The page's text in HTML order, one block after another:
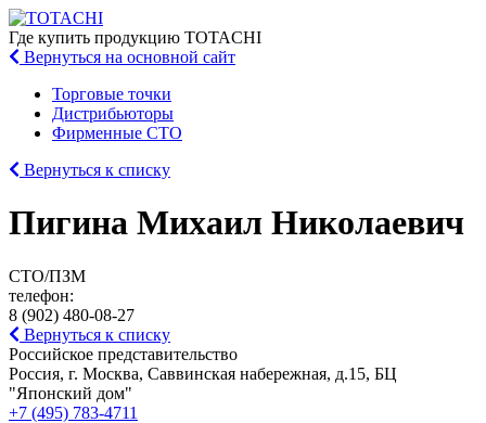
Где купить продукцию TOTACHI
Вернуться на основной сайт
Торговые точки
Дистрибьюторы
Фирменные СТО
Вернуться к списку
Пигина Михаил Николаевич
СТО/ПЗМ
телефон:
8 (902) 480-08-27
Вернуться к списку
Российское представительство
Россия, г. Москва, Саввинская набережная, д.15, БЦ
"Японский дом"
+7 (495) 783-4711